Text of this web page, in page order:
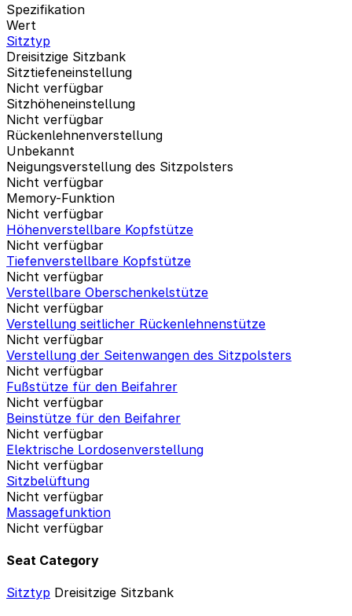
Spezifikation
Wert
Sitztyp
Dreisitzige Sitzbank
Sitztiefeneinstellung
Nicht verfügbar
Sitzhöheneinstellung
Nicht verfügbar
Rückenlehnenverstellung
Unbekannt
Neigungsverstellung des Sitzpolsters
Nicht verfügbar
Memory-Funktion
Nicht verfügbar
Höhenverstellbare Kopfstütze
Nicht verfügbar
Tiefenverstellbare Kopfstütze
Nicht verfügbar
Verstellbare Oberschenkelstütze
Nicht verfügbar
Verstellung seitlicher Rückenlehnenstütze
Nicht verfügbar
Verstellung der Seitenwangen des Sitzpolsters
Nicht verfügbar
Fußstütze für den Beifahrer
Nicht verfügbar
Beinstütze für den Beifahrer
Nicht verfügbar
Elektrische Lordosenverstellung
Nicht verfügbar
Sitzbelüftung
Nicht verfügbar
Massagefunktion
Nicht verfügbar
Seat Category
Sitztyp Dreisitzige Sitzbank